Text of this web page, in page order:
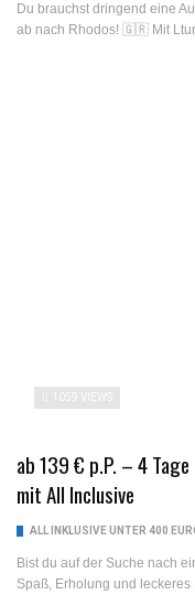
Du brauchst dringend eine
ab nach Rhodos! 🇬🇷 Mit
1059 VIEWS
ab 139 € p.P. – 4
mit All Inclusive
ALL INKLUSIVE UNTER 400
Bist du auf der Suche nach
Spaß, Erholung und leckeres